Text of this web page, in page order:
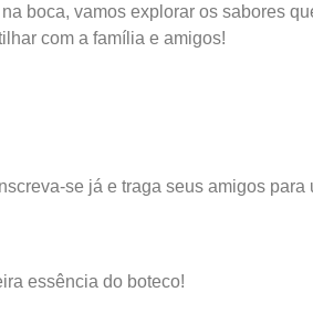
boca, vamos explorar os sabores
com a família e amigos!
se já e traga seus amigos
essência do boteco!